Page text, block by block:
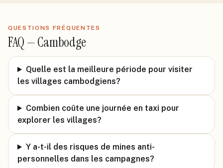
QUESTIONS FRÉQUENTES
FAQ —Cambodge
Quelle est la meilleure période pour visiter
les villages cambodgiens?
Combien coûte une journée en taxi pour
explorer les villages?
Y a-t-il des risques de mines anti-
personnelles dans les campagnes?